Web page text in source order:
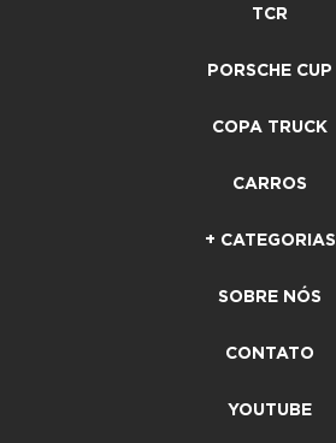
TCR
PORSCHE CUP
COPA TRUCK
CARROS
+ CATEGORIAS
SOBRE NÓS
CONTATO
YOUTUBE